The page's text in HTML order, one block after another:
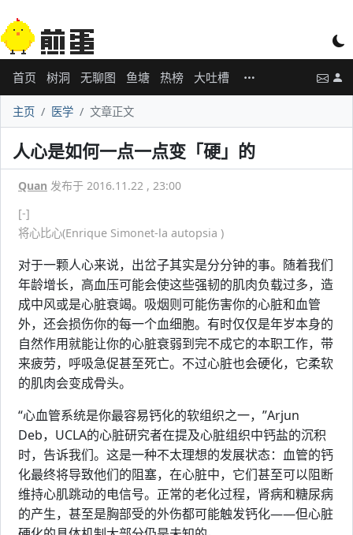
首页 树洞 无聊图 鱼塘 热榜 大吐槽
主页 医学 文章正文
人心是如何一点一点变「硬」的
Quan 发布于 2016.11.22 , 23:00
[-]
将心比心(Enrique Simonet-la autopsia )
对于一颗人心来说，出岔子其实是分分钟的事。随着我们
年龄增长，高血压可能会使这些强韧的肌肉负载过多，造
成中风或是心脏衰竭。吸烟则可能伤害你的心脏和血管
外，还会损伤你的每一个血细胞。有时仅仅是年岁本身的
自然作用就能让你的心脏衰弱到完不成它的本职工作，带
来疲劳，呼吸急促甚至死亡。不过心脏也会硬化，它柔软
的肌肉会变成骨头。
“心血管系统是你最容易钙化的软组织之一，”Arjun
Deb，UCLA的心脏研究者在提及心脏组织中钙盐的沉积
时，告诉我们。这是一种不太理想的发展状态：血管的钙
化最终将导致他们的阻塞，在心脏中，它们甚至可以阻断
维持心肌跳动的电信号。正常的老化过程，肾病和糖尿病
的产生，甚至是胸部受的外伤都可能触发钙化——但心脏